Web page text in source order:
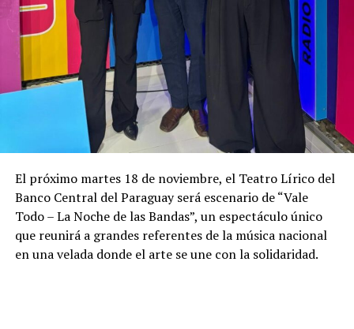
El próximo martes 18 de noviembre, el Teatro Lírico del
Banco Central del Paraguay será escenario de “Vale
Todo – La Noche de las Bandas”, un espectáculo único
que reunirá a grandes referentes de la música nacional
en una velada donde el arte se une con la solidaridad.